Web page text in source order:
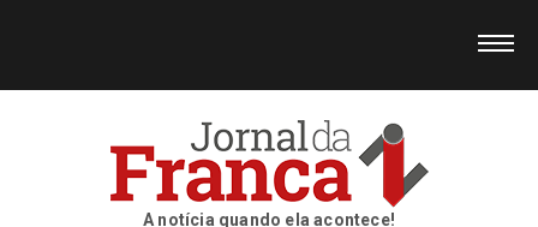
A notícia quando ela acontece!